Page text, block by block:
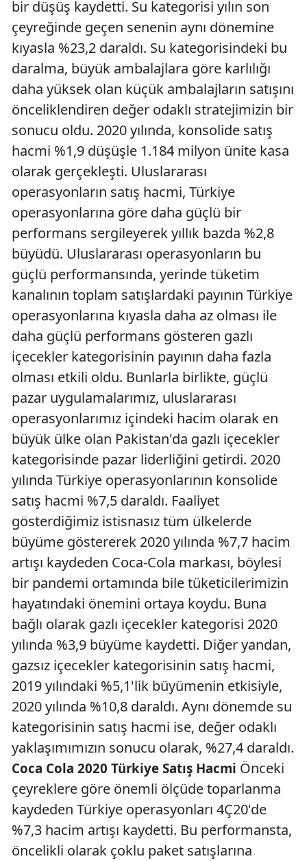
bir düşüş kaydetti. Su kategorisi yılın son
çeyreğinde geçen senenin aynı dönemine
kıyasla %23,2 daraldı. Su kategorisindeki bu
daralma, büyük ambalajlara göre karlılığı
daha yüksek olan küçük ambalajların satışını
önceliklendiren değer odaklı stratejimizin bir
sonucu oldu. 2020 yılında, konsolide satış
hacmi %1,9 düşüşle 1.184 milyon ünite kasa
olarak gerçekleşti. Uluslararası
operasyonların satış hacmi, Türkiye
operasyonlarına göre daha güçlü bir
performans sergileyerek yıllık bazda %2,8
büyüdü. Uluslararası operasyonların bu
güçlü performansında, yerinde tüketim
kanalının toplam satışlardaki payının Türkiye
operasyonlarına kıyasla daha az olması ile
daha güçlü performans gösteren gazlı
içecekler kategorisinin payının daha fazla
olması etkili oldu. Bunlarla birlikte, güçlü
pazar uygulamalarımız, uluslararası
operasyonlarımız içindeki hacim olarak en
büyük ülke olan Pakistan'da gazlı içecekler
kategorisinde pazar liderliğini getirdi. 2020
yılında Türkiye operasyonlarının konsolide
satış hacmi %7,5 daraldı. Faaliyet
gösterdiğimiz istisnasız tüm ülkelerde
büyüme göstererek 2020 yılında %7,7 hacim
artışı kaydeden Coca-Cola markası, böylesi
bir pandemi ortamında bile tüketicilerimizin
hayatındaki önemini ortaya koydu. Buna
bağlı olarak gazlı içecekler kategorisi 2020
yılında %3,9 büyüme kaydetti. Diğer yandan,
gazsız içecekler kategorisinin satış hacmi,
2019 yılındaki %5,1'lik büyümenin etkisiyle,
2020 yılında %10,8 daraldı. Aynı dönemde su
kategorisinin satış hacmi ise, değer odaklı
yaklaşımımızın sonucu olarak, %27,4 daraldı.
Coca Cola 2020 Türkiye Satış Hacmi Önceki
çeyreklere göre önemli ölçüde toparlanma
kaydeden Türkiye operasyonları 4Ç20'de
%7,3 hacim artışı kaydetti. Bu performansta,
öncelikli olarak çoklu paket satışlarına